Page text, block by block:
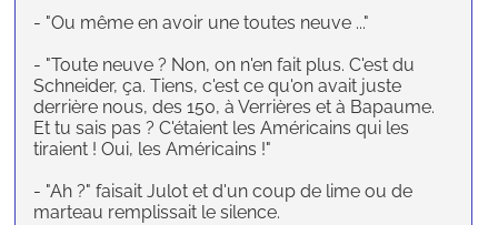
- "Ou même en avoir une toutes neuve ..."
- "Toute neuve ? Non, on n'en fait plus. C'est du
Schneider, ça. Tiens, c'est ce qu'on avait juste
derrière nous, des 150, à Verrières et à Bapaume.
Et tu sais pas ? C'étaient les Américains qui les
tiraient ! Oui, les Américains !"
- "Ah ?" faisait Julot et d'un coup de lime ou de
marteau remplissait le silence.